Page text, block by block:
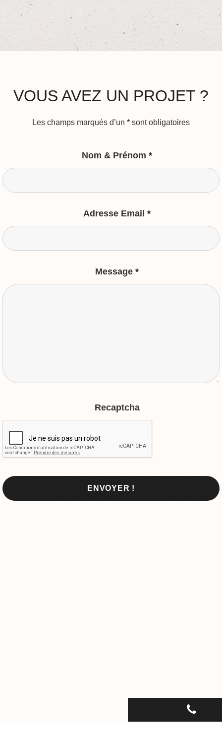
VOUS AVEZ UN PROJET ?
Les champs marqués d’un * sont obligatoires
Nom & Prénom *
Adresse Email *
Message *
Recaptcha